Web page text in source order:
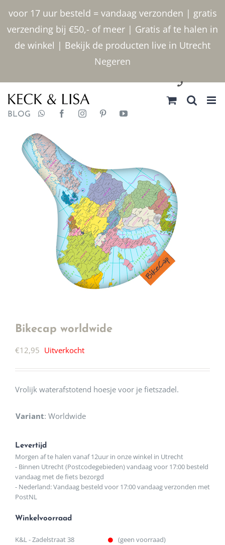
voor 17 uur besteld = vandaag verzonden | gratis
verzending bij €50,- of meer | Gratis af te halen in
de winkel | Bekijk de producten live in Utrecht
Negeren
inhoud
030 2400000
BLOG
Bikecap worldwide
€12,95 Uitverkocht
Vrolijk waterafstotend hoesje voor je fietszadel.
Variant: Worldwide
Levertijd
Morgen af te halen vanaf 12uur in onze winkel in Utrecht
- Binnen Utrecht (Postcodegebieden) vandaag voor 17:00 besteld
vandaag met de fiets bezorgd
- Nederland: Vandaag besteld voor 17:00 vandaag verzonden met
PostNL
Winkelvoorraad
K&L - Zadelstraat 38 (geen voorraad)